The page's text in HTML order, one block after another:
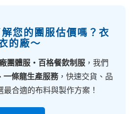
您的團服估價嗎？衣
的廠～
團體服・百格餐飲制服 ，我們
一條龍生產服務，快速交貨、品
合適的布料與製作方案！